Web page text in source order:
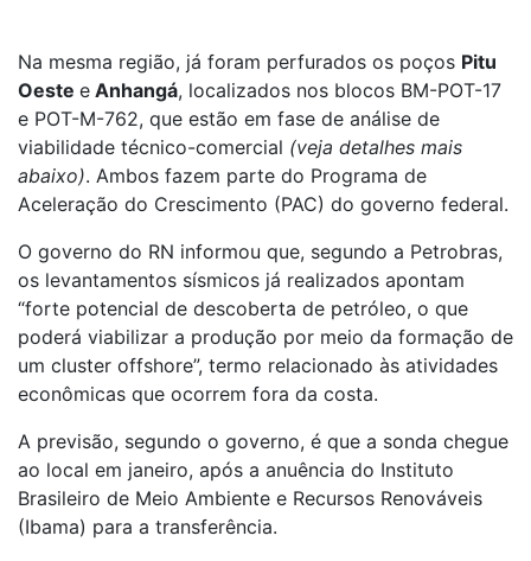
Na mesma região, já foram perfurados os poços Pitu
Oeste e Anhangá, localizados nos blocos BM-POT-17
e POT-M-762, que estão em fase de análise de
viabilidade técnico-comercial (veja detalhes mais
abaixo). Ambos fazem parte do Programa de
Aceleração do Crescimento (PAC) do governo federal.
O governo do RN informou que, segundo a Petrobras,
os levantamentos sísmicos já realizados apontam
“forte potencial de descoberta de petróleo, o que
poderá viabilizar a produção por meio da formação de
um cluster offshore”, termo relacionado às atividades
econômicas que ocorrem fora da costa.
A previsão, segundo o governo, é que a sonda chegue
ao local em janeiro, após a anuência do Instituto
Brasileiro de Meio Ambiente e Recursos Renováveis
(Ibama) para a transferência.